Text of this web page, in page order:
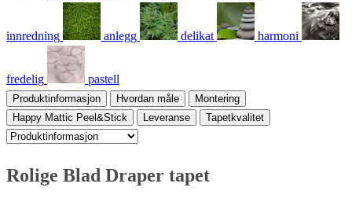
innredning anlegg delikat harmoni
fredelig pastell
Produktinformasjon Hvordan måle
Montering
Happy Mattic Peel&Stick
Leveranse Tapetkvalitet
Rolige Blad Draper tapet